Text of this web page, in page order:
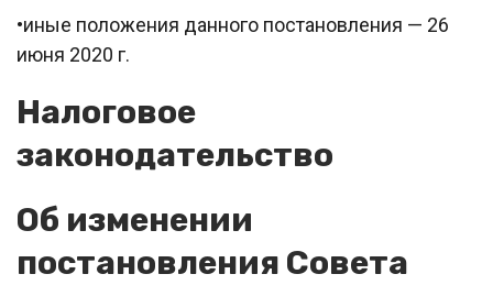
•иные положения данного постановления — 26
июня 2020 г.
Налоговое
законодательство
Об изменении
постановления Совета